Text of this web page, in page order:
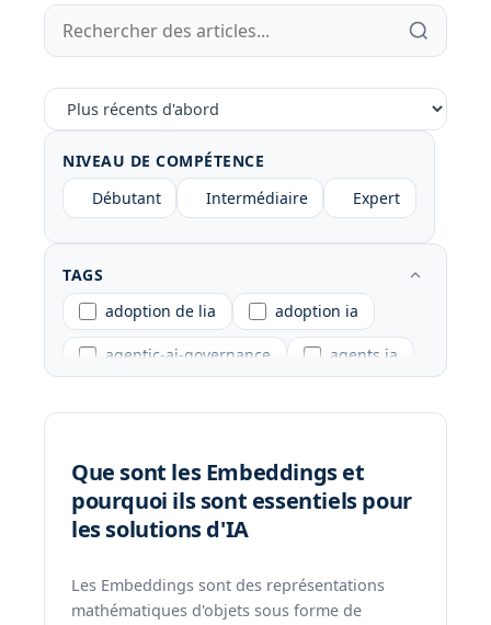
NIVEAU DE COMPÉTENCE
Débutant
Intermédiaire Expert
TAGS
adoption de lia
adoption ia
agentic-ai-governance agents ia
Que sont les Embeddings et
pourquoi ils sont essentiels pour
les solutions d'IA
Les Embeddings sont des représentations
mathématiques d'objets sous forme de